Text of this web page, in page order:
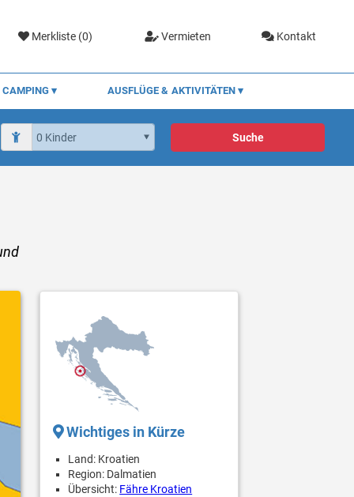
Merkliste (0) Vermieten Kontakt
CAMPING AUSFLÜGE & AKTIVITÄTEN
Suche
Wichtiges in Kürze
Land: Kroatien
Region: Dalmatien
Übersicht: Fähre Kroatien